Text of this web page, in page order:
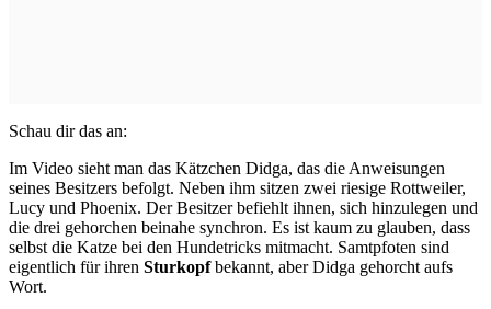
Schau dir das an:
Im Video sieht man das Kätzchen Didga, das die Anweisungen
seines Besitzers befolgt. Neben ihm sitzen zwei riesige Rottweiler,
Lucy und Phoenix. Der Besitzer befiehlt ihnen, sich hinzulegen und
die drei gehorchen beinahe synchron. Es ist kaum zu glauben, dass
selbst die Katze bei den Hundetricks mitmacht. Samtpfoten sind
eigentlich für ihren Sturkopfbekannt, aber Didga gehorcht aufs
Wort.